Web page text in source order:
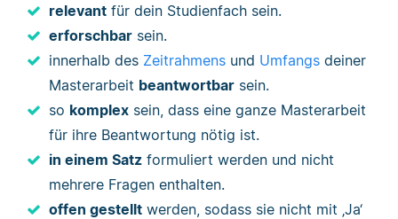
relevant für dein Studienfach sein.
erforschbar sein.
innerhalb des Zeitrahmens und Umfangs deiner
Masterarbeit beantwortbar sein.
so komplex sein, dass eine ganze Masterarbeit
für ihre Beantwortung nötig ist.
in einem Satz formuliert werden und nicht
mehrere Fragen enthalten.
offen gestellt werden, sodass sie nicht mit ‚Ja‘